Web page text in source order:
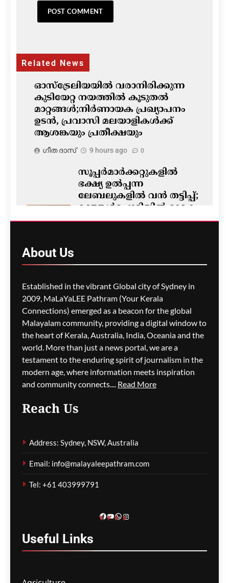
Related News
ഓസ്‌ട്രേലിയയിൽ വരാനിരിക്കുന്ന
കുടിയേറ്റ നയത്തിൽ കൂടുതൽ
മാറ്റങ്ങൾ;നിർണായക പ്രഖ്യാപനം
ഉടൻ, പ്രവാസി മലയാളികൾക്ക്
ആശങ്കയും പ്രതീക്ഷയും
ഗീത ദാസ്‌ 9 hours ago 0
സൂപ്പർമാർക്കറ്റുകളിൽ
ഭക്ഷ്യ ഉൽപ്പന്ന
ലേബലുകളിൽ വൻ തട്ടിപ്പ്;
മഞ്ഞൾപ്പൊടിയിൽ മാരക
വിഷാംശമെന്ന്
M5 മോട്ടോർവേയിൽ
മാലിന്യ ട്രക്കിന് തീപിടിച്ചു;
കിലോമീറ്ററുകളോളം
ഗതാഗതക്കുരുക്ക്, മലയാളി
യാത്രികരെയും ബാധിച്ചു
ഗീത ദാസ്‌ 9 hours ago
നടപടിക്രമങ്ങൾ
About Us
Established in the vibrant Global city of Sydney in
2009, MaLaYaLEE Pathram (Your Kerala
Connections) emerged as a beacon for the global
Malayalam community, providing a digital window to
the heart of Kerala, Australia, India, Oceania and the
world. More than just a news portal, we are a
testament to the enduring spirit of journalism in the
modern age, where information meets inspiration
and community connects.... Read More
Reach Us
Address: Sydney, NSW, Australia
Email: info@malayaleepathram.com
Tel: +61 403999791
Facebook
YouTube
WhatsApp
Instagram
Useful Links